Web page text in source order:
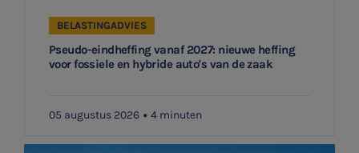
Aanmelden topic-meldingen
Pseudo-eindheffing vanaf 2027: nieuwe heffing
voor fossiele en hybride auto's van de zaak
BELASTINGADVIES
05 augustus 2026 4 minuten